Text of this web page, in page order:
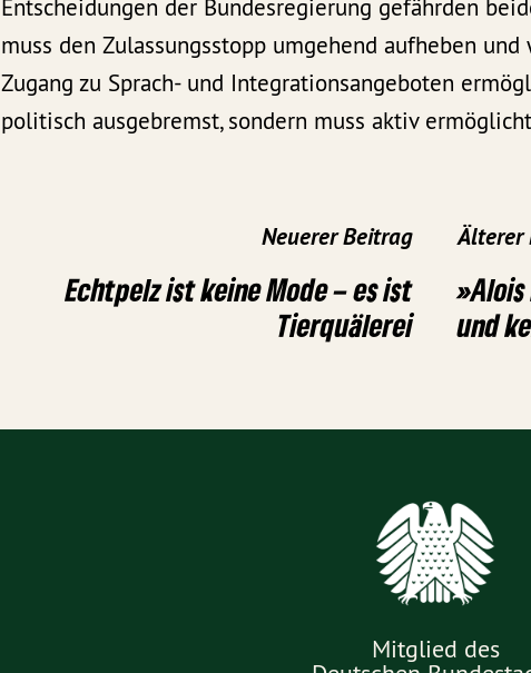
Entscheidungen der Bundesregierung gefährden
muss den Zulassungsstopp umgehend aufheben
Zugang zu Sprach- und Integrationsangeboten
politisch ausgebremst, sondern muss aktiv
Neuerer Beitrag
Echtpelz ist keine Mode – es ist
Tierquälerei
Älterer
und
Mitglied des